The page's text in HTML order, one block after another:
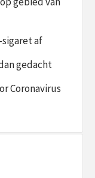
sigaret af
gedacht
Coronavirus